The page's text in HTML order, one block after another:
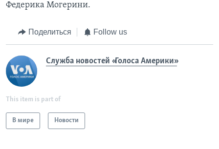
Федерика Могерини.
Поделиться Follow us
Служба новостей «Голоса Америки»
This item is part of
В мире Новости